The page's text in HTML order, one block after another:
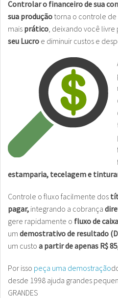
Controlar o financeiro de sua
sua produção torna o controle
mais prático, deixando você livre
seu Lucro e diminuir custos e
estamparia, tecelagem e
Controle o fluxo facilmente dos
pagar, integrando a cobrança
gere rapidamente o fluxo de caixa
um demostrativo de resultado
um custo a partir de apenas R$
Por isso peça uma demostração
desde 1998 ajuda grandes
GRANDES